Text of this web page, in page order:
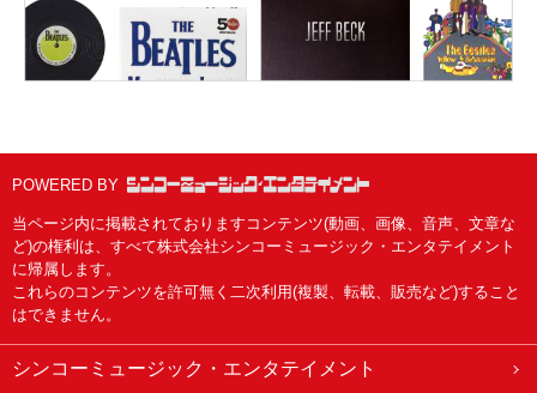
POWERED BY
当ページ内に掲載されておりますコンテンツ(動画、画像、音声、文章な
ど)の権利は、すべて株式会社シンコーミュージック・エンタテイメント
に帰属します。
これらのコンテンツを許可無く二次利用(複製、転載、販売など)すること
はできません。
シンコーミュージック・エンタテイメント